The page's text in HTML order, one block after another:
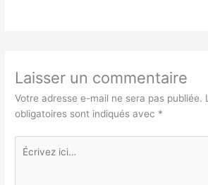
Laisser un commentaire
Votre adresse e-mail ne sera pas publiée.
obligatoires sont indiqués avec *
Écrivez
ici…